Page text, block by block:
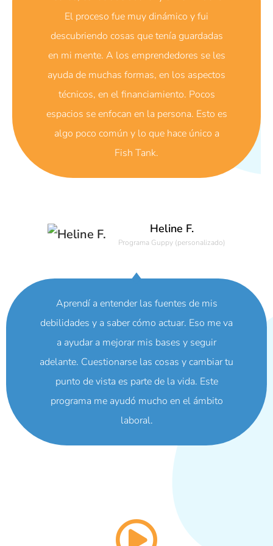
El proceso fue muy dinámico y fui
descubriendo cosas que tenía guardadas
en mi mente. A los emprendedores se les
ayuda de muchas formas, en los aspectos
técnicos, en el financiamiento. Pocos
espacios se enfocan en la persona. Esto es
algo poco común y lo que hace único a
Fish Tank.
Aprendí a entender las fuentes de mis
debilidades y a saber cómo actuar. Eso me va
a ayudar a mejorar mis bases y seguir
adelante. Cuestionarse las cosas y cambiar tu
punto de vista es parte de la vida. Este
programa me ayudó mucho en el ámbito
laboral.
Heline F.
Programa Guppy (personalizado)